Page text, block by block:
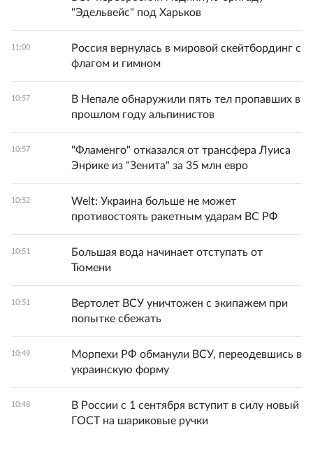
"Эдельвейс" под Харьков
11:00
Россия вернулась в мировой скейтбординг с
флагом и гимном
10:57
В Непале обнаружили пять тел пропавших в
прошлом году альпинистов
10:57
"Фламенго" отказался от трансфера Луиса
Энрике из "Зенита" за 35 млн евро
10:52
Welt: Украина больше не может
противостоять ракетным ударам ВС РФ
10:51
Большая вода начинает отступать от
Тюмени
10:51
Вертолет ВСУ уничтожен с экипажем при
попытке сбежать
10:49
Морпехи РФ обманули ВСУ, переодевшись в
украинскую форму
10:48
В России с 1 сентября вступит в силу новый
ГОСТ на шариковые ручки